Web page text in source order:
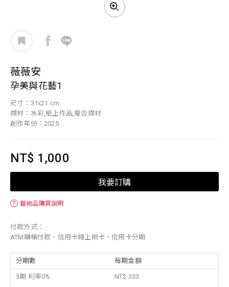
薇薇安
孕美與花藝1
尺寸：31x21 cm
媒材：水彩,紙上作品,複合媒材
創作年份：2025
NT$ 1,000
我要訂購
？ 藝術品購買說明
付款方式：
ATM轉帳付款、信用卡線上刷卡、信用卡分期
分期數 每期金額
3期 利率0%
NT$ 333